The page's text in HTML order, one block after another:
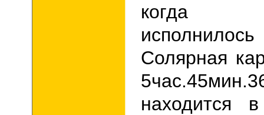
когда
Солярная
находится